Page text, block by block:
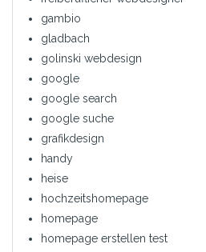
gambio
gladbach
golinski webdesign
google
google search
google suche
grafikdesign
handy
heise
hochzeitshomepage
homepage
homepage erstellen test